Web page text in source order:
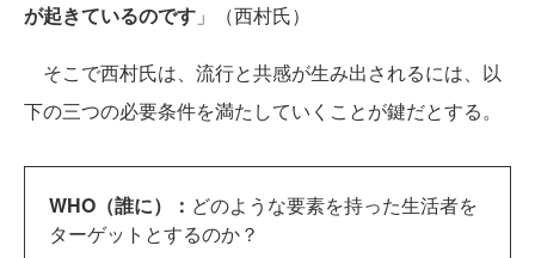
が起きているのです 」（西村氏）
そこで西村氏は、流行と共感が生み出されるには、以
下の三つの必要条件を満たしていくことが鍵だとする。
WHO（誰に）： どのような要素を持った生活者を
ターゲットとするのか？